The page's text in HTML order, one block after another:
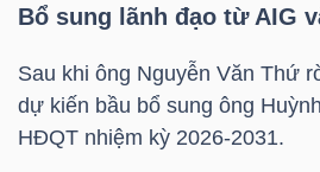
Bổ sung lãnh đạo từ AIG
Sau khi ông Nguyễn Văn Thứ
dự kiến bầu bổ sung ông
HĐQT nhiệm kỳ 2026-2031.
DÙNG
KHÔNG
THIẾT